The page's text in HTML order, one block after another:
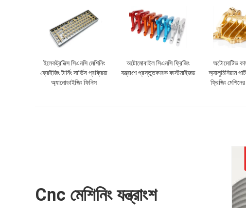
ইলেকট্রনিক্স সিএনসি মেশিনিং
ফ্রেইজিং টার্নিং সার্ভিস প্রক্রিয়া
অ্যানোডাইজিং ফিনিস
অটোমোবাইল সিএনসি ফ্রিজিং
যন্ত্রাংশ প্রস্তুতকারক কাস্টমাইজড
অটোমোটিভ
অ্যালুমিনিয়াম
ফ্রিজিং মেশিনের
Cnc মেশিনিং যন্ত্রাংশ